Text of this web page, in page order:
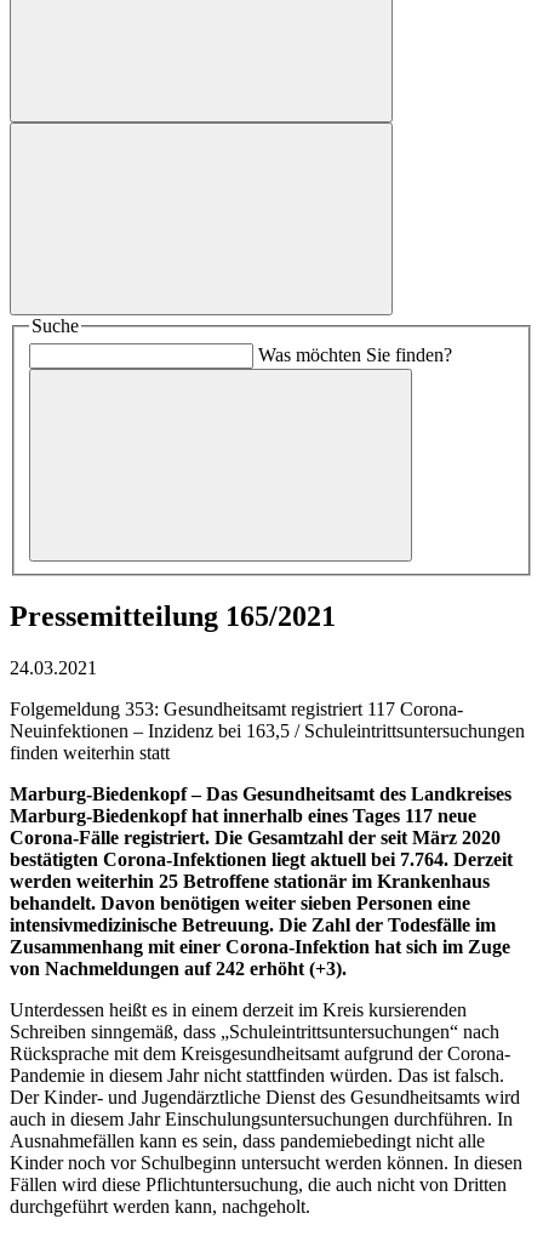
Suche
Was möchten Sie finden?
Pressemitteilung 165/2021
24.03.2021
Folgemeldung 353: Gesundheitsamt registriert 117 Corona-
Neuinfektionen – Inzidenz bei 163,5 / Schuleintrittsuntersuchungen
finden weiterhin statt
Marburg-Biedenkopf – Das Gesundheitsamt des Landkreises
Marburg-Biedenkopf hat innerhalb eines Tages 117 neue
Corona-Fälle registriert. Die Gesamtzahl der seit März 2020
bestätigten Corona-Infektionen liegt aktuell bei 7.764. Derzeit
werden weiterhin 25 Betroffene stationär im Krankenhaus
behandelt. Davon benötigen weiter sieben Personen eine
intensivmedizinische Betreuung. Die Zahl der Todesfälle im
Zusammenhang mit einer Corona-Infektion hat sich im Zuge
von Nachmeldungen auf 242 erhöht (+3).
Unterdessen heißt es in einem derzeit im Kreis kursierenden
Schreiben sinngemäß, dass „Schuleintrittsuntersuchungen“ nach
Rücksprache mit dem Kreisgesundheitsamt aufgrund der Corona-
Pandemie in diesem Jahr nicht stattfinden würden. Das ist falsch.
Der Kinder- und Jugendärztliche Dienst des Gesundheitsamts wird
auch in diesem Jahr Einschulungsuntersuchungen durchführen. In
Ausnahmefällen kann es sein, dass pandemiebedingt nicht alle
Kinder noch vor Schulbeginn untersucht werden können. In diesen
Fällen wird diese Pflichtuntersuchung, die auch nicht von Dritten
durchgeführt werden kann, nachgeholt.